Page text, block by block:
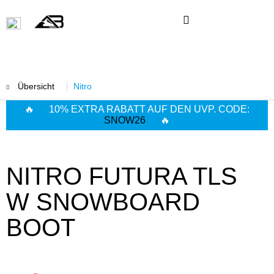
Übersicht Nitro
🔥 10% EXTRA RABATT AUF DEN UVP. CODE:
SNOW26 🔥
NITRO FUTURA TLS
W SNOWBOARD
BOOT